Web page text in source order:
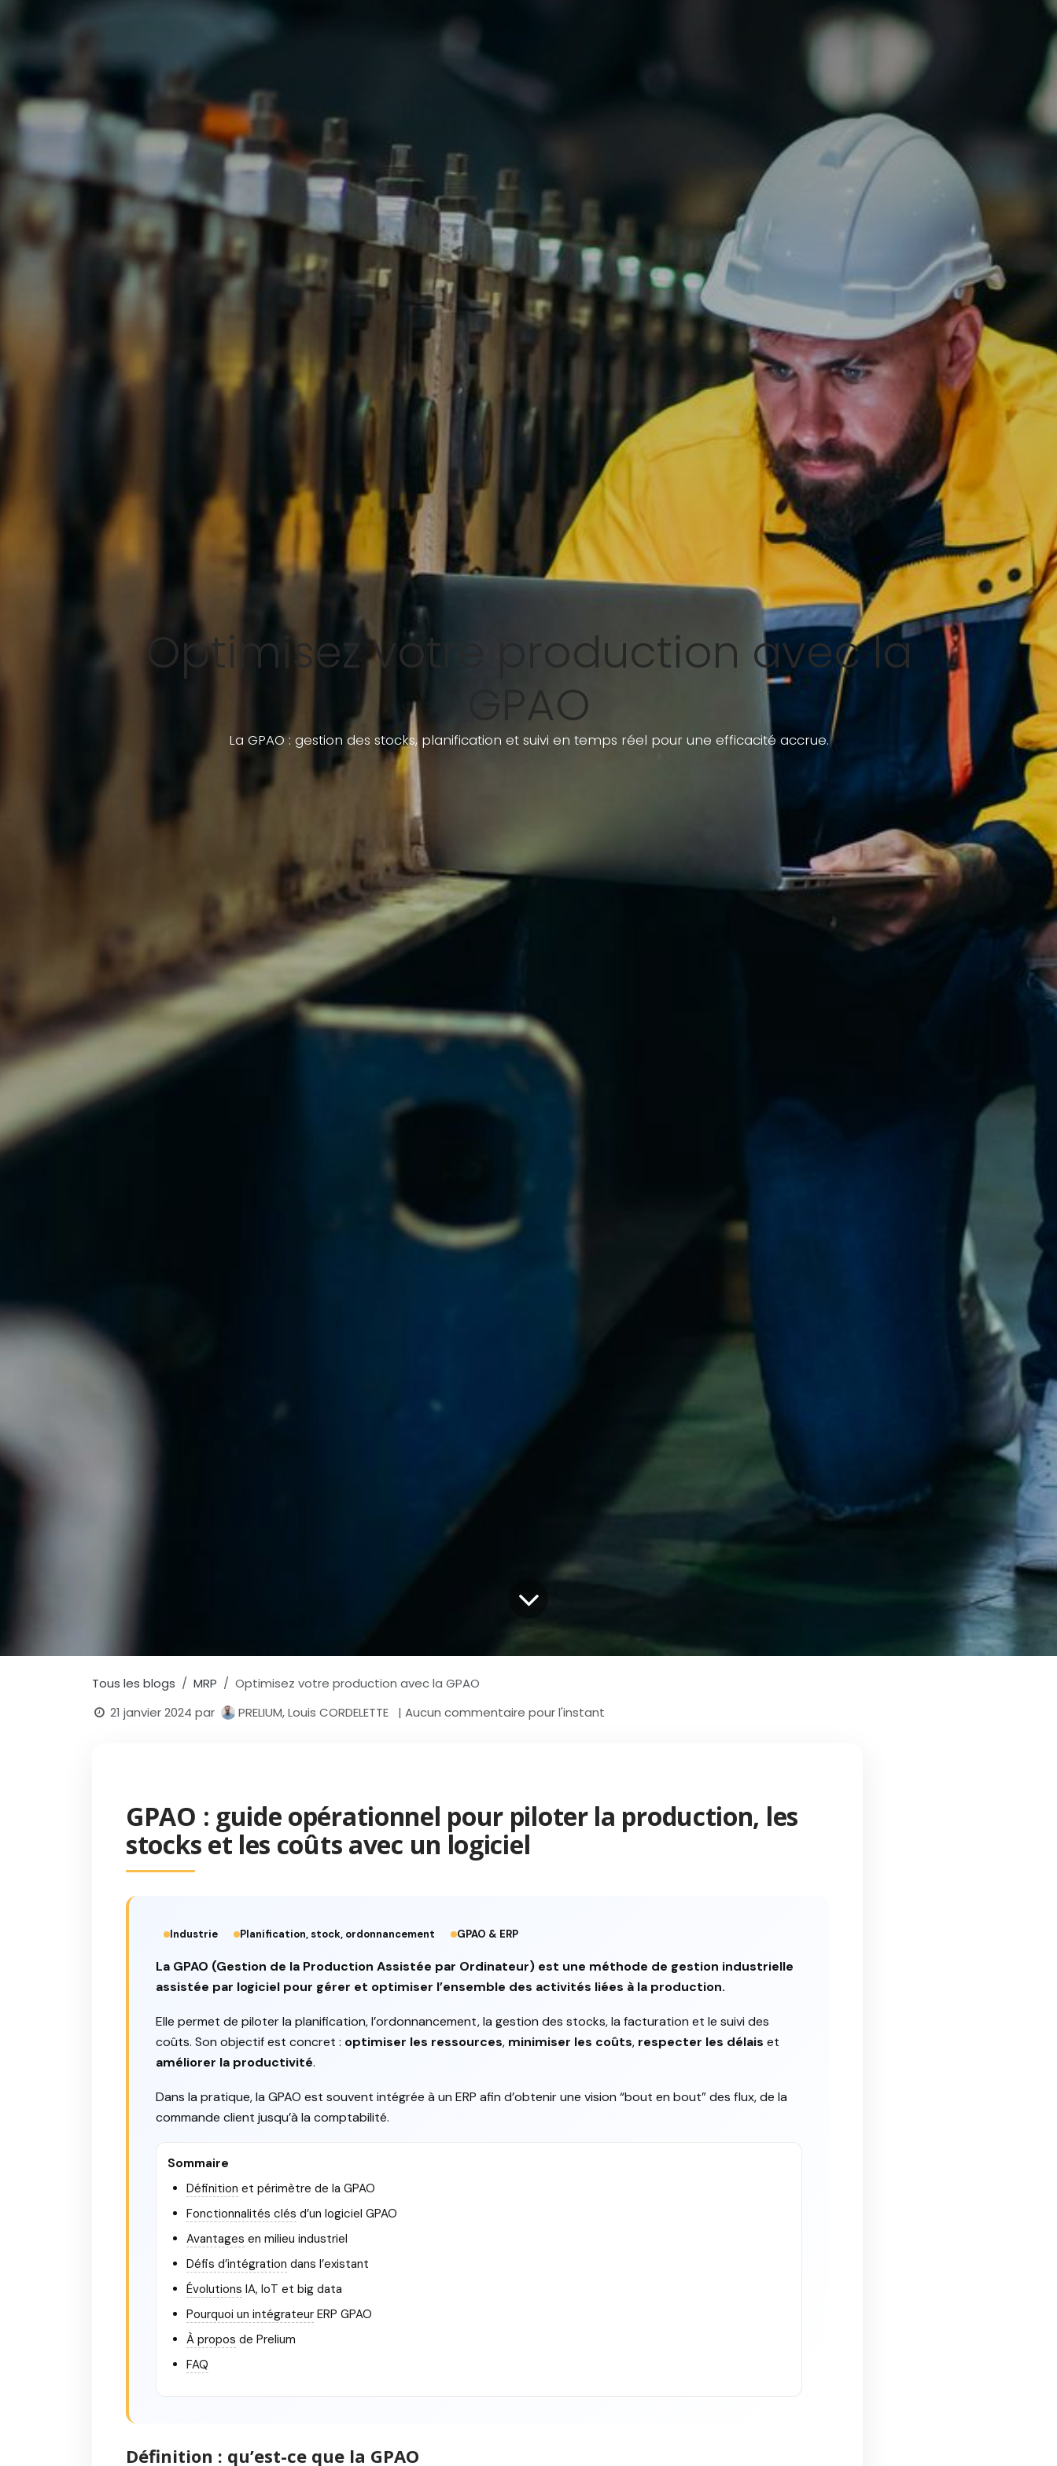
Optimisez votre production avec la
GPAO
La GPAO : gestion des stocks, planification et suivi en temps réel pour une efficacité accrue.
Tous les blogs MRP
Optimisez votre production avec la GPAO
21 janvier 2024 par PRELIUM, Louis CORDELETTE | Aucun commentaire pour l'instant
GPAO : guide opérationnel pour piloter la production, les
stocks et les coûts avec un logiciel
Industrie Planification, stock, ordonnancement GPAO & ERP
La GPAO (Gestion de la Production Assistée par Ordinateur) est une méthode de gestion industrielle
assistée par logiciel pour gérer et optimiser l’ensemble des activités liées à la production.
Elle permet de piloter la planification, l’ordonnancement, la gestion des stocks, la facturation et le suivi des
coûts. Son objectif est concret : optimiser les ressources, minimiser les coûts, respecter les délais et
améliorer la productivité.
Dans la pratique, la GPAO est souvent intégrée à un ERP afin d’obtenir une vision “bout en bout” des flux, de la
commande client jusqu’à la comptabilité.
Sommaire
Définition et périmètre de la GPAO
Fonctionnalités clés d’un logiciel GPAO
Avantages en milieu industriel
Défis d’intégration dans l’existant
Évolutions IA, IoT et big data
Pourquoi un intégrateur ERP GPAO
À propos de Prelium
FAQ
Définition : qu’est-ce que la GPAO